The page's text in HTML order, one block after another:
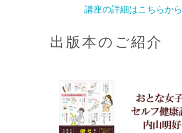
講座の詳細はこちらから
出版本のご紹介